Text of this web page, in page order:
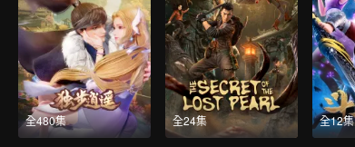
全480集 全24集 全12集